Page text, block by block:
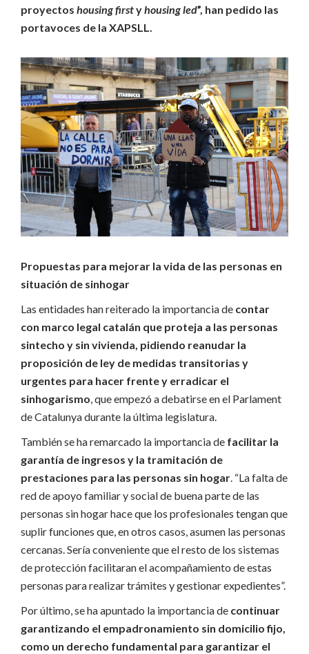
proyectos housing firstyhousing led”, han pedido las
portavoces de la XAPSLL.
Propuestas para mejorar la vida de las personas en
situación de sinhogar
Las entidades han reiterado la importancia de contar
con marco legal catalán que proteja a las personas
sintecho y sin vivienda, pidiendo reanudar la
proposición de ley de medidas transitorias y
urgentes para hacer frente y erradicar el
sinhogarismo, que empezó a debatirse en el Parlament
de Catalunya durante la última legislatura.
También se ha remarcado la importancia de facilitar la
garantía de ingresos y la tramitación de
prestaciones para las personas sin hogar. “La falta de
red de apoyo familiar y social de buena parte de las
personas sin hogar hace que los profesionales tengan que
suplir funciones que, en otros casos, asumen las personas
cercanas. Sería conveniente que el resto de los sistemas
de protección facilitaran el acompañamiento de estas
personas para realizar trámites y gestionar expedientes”.
Por último, se ha apuntado la importancia de continuar
garantizando el empadronamiento sin domicilio fijo,
como un derecho fundamental para garantizar el